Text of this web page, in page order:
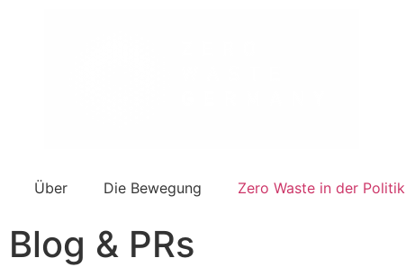
Über Die Bewegung Zero Waste in der Politik
Blog & PRs